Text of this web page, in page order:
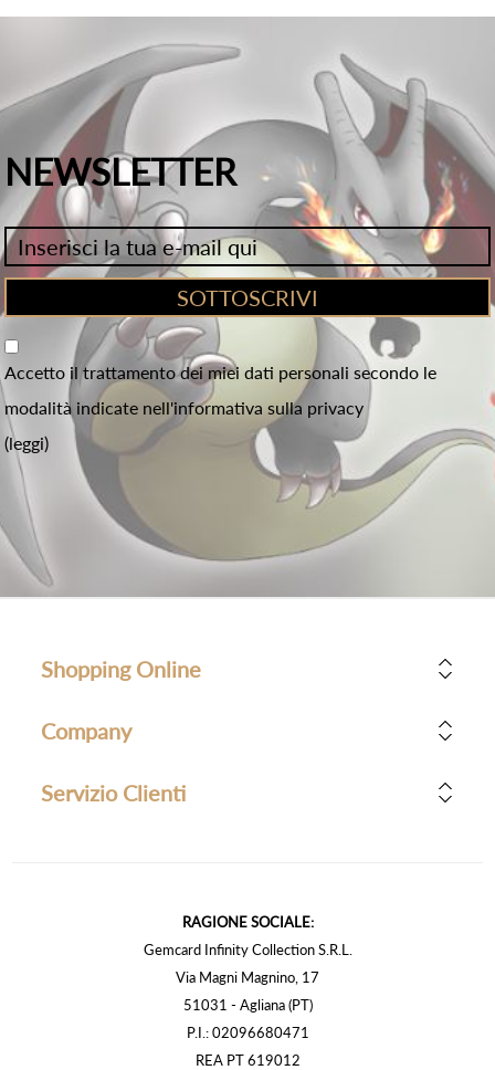
NEWSLETTER
Accetto il trattamento dei miei dati personali secondo le
modalità indicate nell'informativa sulla privacy
(leggi)
Shopping Online
Company
Servizio Clienti
RAGIONE SOCIALE:
Gemcard Infinity Collection S.R.L.
Via Magni Magnino, 17
51031 - Agliana (PT)
P.I.: 02096680471
REA PT 619012